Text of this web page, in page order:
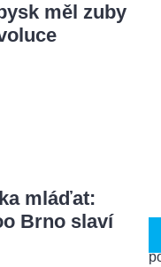
měl zuby
mláďat:
Brno slaví